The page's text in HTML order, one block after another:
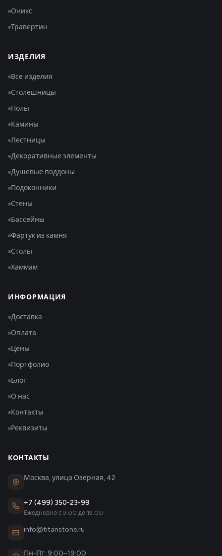
Оникс
Травертин
ИЗДЕЛИЯ
Все изделия
Столешницы
Полы
Камины
Лестницы
Декоративные элементы
Душевые поддоны
Подоконники
Стены
Бассейны
Фартук из камня
Столы
Хаммам
ИНФОРМАЦИЯ
Доставка
Оплата
Цены
Портфолио
Блог
О нас
Контакты
Реквизиты
КОНТАКТЫ
Москва, улица Озерная, 42
+7 (499) 350-23-99
Ежедневно с 9:00 до 19:00
info@titanstone.ru
Пн-Пт: 9:00–19:00